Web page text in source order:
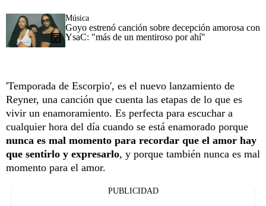
Música
Goyo estrenó canción sobre decepción amorosa con
YsaC: "más de un mentiroso por ahí"
'Temporada de Escorpio', es el nuevo lanzamiento de
Reyner, una canción que cuenta las etapas de lo que es
vivir un enamoramiento. Es perfecta para escuchar a
cualquier hora del día cuando se está enamorado porque
nunca es mal momento para recordar que el amor hay
que sentirlo y expresarlo, y porque también nunca es mal
momento para el amor.
PUBLICIDAD